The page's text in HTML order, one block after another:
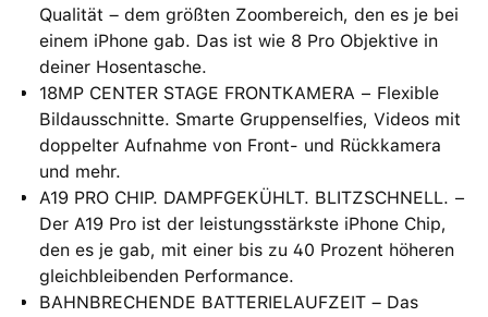
Qualität – dem größten Zoombereich, den es je bei
einem iPhone gab. Das ist wie 8 Pro Objektive in
deiner Hosentasche.
18MP CENTER STAGE FRONTKAMERA − Flexible
Bildausschnitte. Smarte Gruppenselfies, Videos mit
doppelter Aufnahme von Front- und Rückkamera
und mehr.
A19 PRO CHIP. DAMPFGEKÜHLT. BLITZSCHNELL. −
Der A19 Pro ist der leistungsstärkste iPhone Chip,
den es je gab, mit einer bis zu 40 Prozent höheren
gleichbleibenden Performance.
BAHNBRECHENDE BATTERIELAUFZEIT – Das